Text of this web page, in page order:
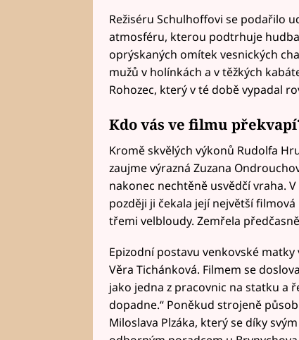
Režiséru Schulhoffovi se podařilo
atmosféru, kterou podtrhuje
oprýskaných omítek vesnických
mužů v holínkách a v těžkých
Rohozec, který v té době vypadal
Kdo vás ve filmu
Kromě skvělých výkonů Rudolfa
zaujme výrazná Zuzana
nakonec nechtěně usvědčí vraha.
později ji čekala její největší
třemi velbloudy. Zemřela
Epizodní postavu venkovské
Věra Tichánková. Filmem se
jako jedna z pracovnic na statku a
dopadne.“ Poněkud strojeně
Miloslava Plzáka, který se díky